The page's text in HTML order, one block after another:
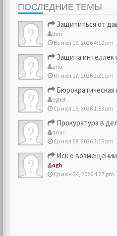
ПОСЛЕДНИЕ ТЕМЫ
Защититься от
den
Вс июл 19, 2026 4:10 pm
Защита
ano
Пт июл 17, 2026 2:21 pm
Бюрократическая
ogbet
Ср июл 15, 2026 1:53 pm
Прокуратура в делах
dmir
Ср июл 08, 2026 3:15 pm
Иск о возмещении
ogb
Ср июн 24, 2026 4:27 pm